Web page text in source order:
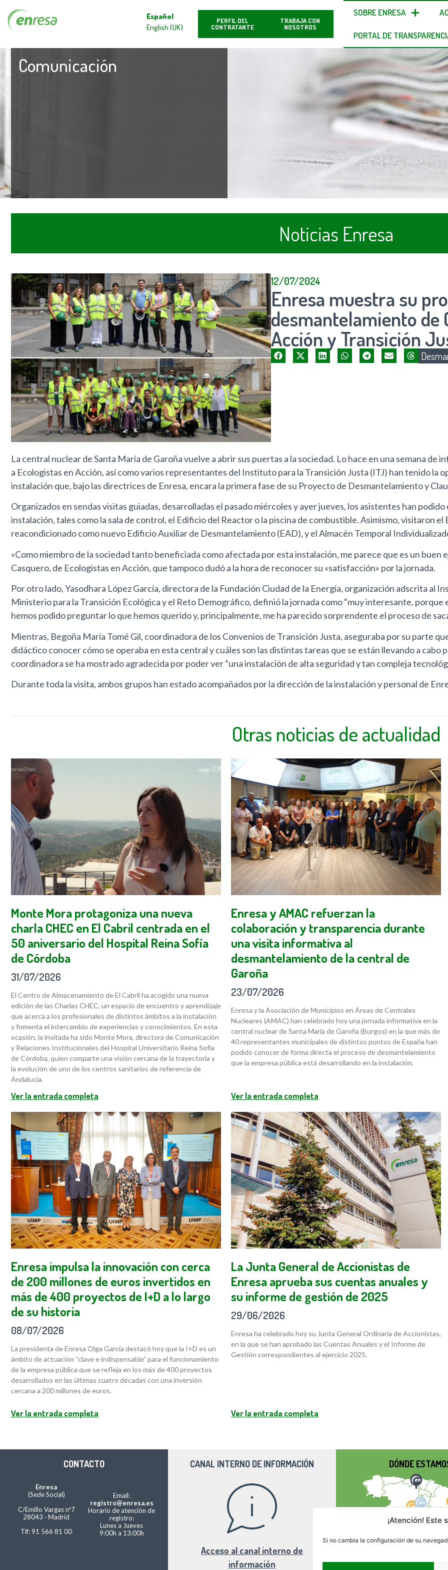
¡Atención! Este
Si no cambia la configuración de su
Español
English (UK)
PERFIL DEL
CONTRATANTE
TRABAJA CON
NOSOTROS
SOBRE ENRESA
PORTAL DE
Comunicación
Noticias Enresa
12/07/2024
Enresa muestra su
desmantelamiento de
Acción y Transición
La central nuclear de Santa María de Garoña vuelve a abrir sus puertas a la sociedad. Lo hace en una semana de
a Ecologistas en Acción, así como varios representantes del Instituto para la Transición Justa (ITJ) han tenido la
instalación que, bajo las directrices de Enresa, encara la primera fase de su Proyecto de Desmantelamiento y
Organizados en sendas visitas guiadas, desarrolladas el pasado miércoles y ayer jueves, los asistentes han
instalación, tales como la sala de control, el Edificio del Reactor o la piscina de combustible. Asimismo, visitaron el
reacondicionado como nuevo Edificio Auxiliar de Desmantelamiento (EAD), y el Almacén Temporal
«Como miembro de la sociedad tanto beneficiada como afectada por esta instalación, me parece que es un
Casquero, de Ecologistas en Acción, que tampoco dudó a la hora de reconocer su «satisfacción» por la jornada.
Por otro lado, Yasodhara López García, directora de la Fundación Ciudad de la Energía, organización adscrita al
Ministerio para la Transición Ecológica y el Reto Demográfico, definió la jornada como “muy interesante, porque
hemos podido preguntar lo que hemos querido y, principalmente, me ha parecido sorprendente el proceso de
Mientras, Begoña María Tomé Gil, coordinadora de los Convenios de Transición Justa, aseguraba por su parte
didáctico conocer cómo se operaba en esta central y cuáles son las distintas tareas que se están llevando a cabo
coordinadora se ha mostrado agradecida por poder ver “una instalación de alta seguridad y tan compleja
Durante toda la visita, ambos grupos han estado acompañados por la dirección de la instalación y personal de
Otras noticias de actualidad
Monte Mora protagoniza una nueva
charla CHEC en El Cabril centrada en el
50 aniversario del Hospital Reina Sofía
de Córdoba
31/07/2026
El Centro de Almacenamiento de El Cabril ha acogido una nueva
edición de las Charlas CHEC, un espacio de encuentro y aprendizaje
que acerca a los profesionales de distintos ámbitos a la instalación
y fomenta el intercambio de experiencias y conocimientos. En esta
ocasión, la invitada ha sido Monte Mora, directora de Comunicación
y Relaciones Institucionales del Hospital Universitario Reina Sofía
de Córdoba, quien comparte una visión cercana de la trayectoria y
la evolución de uno de los centros sanitarios de referencia de
Andalucía.
Ver la entrada completa
Enresa y AMAC refuerzan la
colaboración y transparencia durante
una visita informativa al
desmantelamiento de la central de
Garoña
23/07/2026
Enresa y la Asociación de Municipios en Áreas de Centrales
Nucleares (AMAC) han celebrado hoy una jornada informativa en la
central nuclear de Santa María de Garoña (Burgos) en la que más de
40 representantes municipales de distintos puntos de España han
podido conocer de forma directa el proceso de desmantelamiento
que la empresa pública está desarrollando en la instalación.
Ver la entrada completa
Enresa impulsa la innovación con cerca
de 200 millones de euros invertidos en
más de 400 proyectos de I+D a lo largo
de su historia
08/07/2026
La presidenta de Enresa Olga García destacó hoy que la I+D es un
ámbito de actuación “clave e indispensable” para el funcionamiento
de la empresa pública que se refleja en los más de 400 proyectos
desarrollados en las últimas cuatro décadas con una inversión
cercana a 200 millones de euros.
Ver la entrada completa
La Junta General de Accionistas de
Enresa aprueba sus cuentas anuales y
su informe de gestión de 2025
29/06/2026
Enresa ha celebrado hoy su Junta General Ordinaria de Accionistas,
en la que se han aprobado las Cuentas Anuales y el Informe de
Gestión correspondientes al ejercicio 2025.
Ver la entrada completa
CONTACTO
Enresa
(Sede Social)
C/Emilio Vargas nº7
28043 · Madrid
Tlf: 91 566 81 00
Email:
registro@enresa.es
Horario de atención de
registro:
Lunes a Jueves
9:00h a 13:00h
CANAL INTERNO DE INFORMACIÓN
Acceso al canal interno de
información
DÓNDE